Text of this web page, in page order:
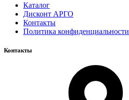
Каталог
Дисконт АРГО
Контакты
Политика конфиденциальности
Контакты